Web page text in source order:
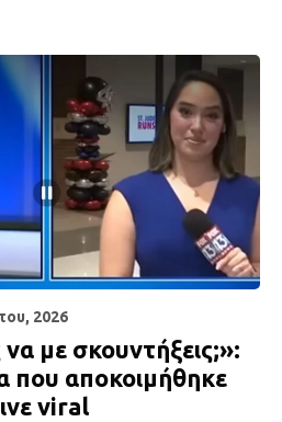
2026
με σκουντήξεις;»:
που αποκοιμήθηκε
viral